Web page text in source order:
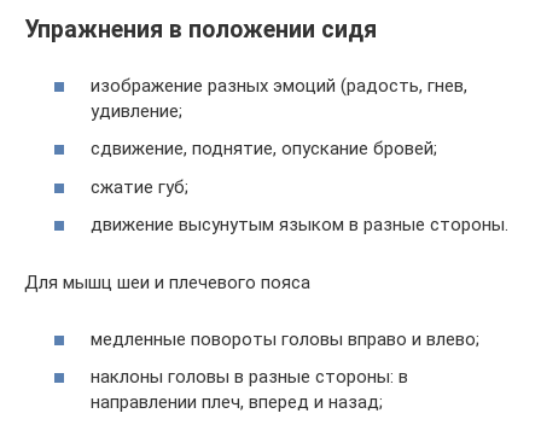
Упражнения в положении сидя
изображение разных эмоций (радость, гнев,
удивление;
сдвижение, поднятие, опускание бровей;
сжатие губ;
движение высунутым языком в разные стороны.
Для мышц шеи и плечевого пояса
медленные повороты головы вправо и влево;
наклоны головы в разные стороны: в
направлении плеч, вперед и назад;